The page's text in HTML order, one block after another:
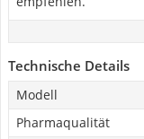
Technische Details
Modell
Pharmaqualität